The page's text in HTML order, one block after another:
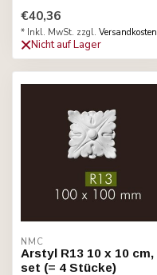
€40,36
* Inkl. MwSt. zzgl. Versandkosten
Nicht auf Lager
NMC
Arstyl R13 10 x 10 cm,
set (= 4 Stücke)